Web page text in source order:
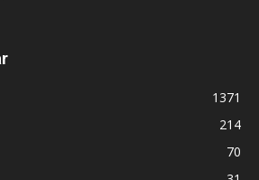
1371
214
70